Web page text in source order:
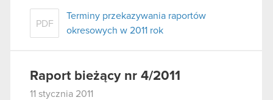
PDF
Terminy przekazywania raportów
okresowych w 2011 rok
Raport bieżący nr 4/2011
11 stycznia 2011